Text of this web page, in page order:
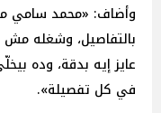
وأضاف: «محمد سامي
بالتفاصيل، وشغله
عايز إيه بدقة، وده
في كل تفصيلة».